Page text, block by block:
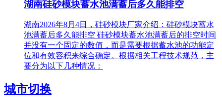
湖南硅砂模块蓄水池满蓄后多久能排空
湖南2026年8月4日，硅砂模块厂家介绍：硅砂模块蓄水
池满蓄后多久能排空 硅砂模块蓄水池满蓄后的排空时间
并没有一个固定的数值，而是需要根据蓄水池的功能定
位和有效容积来综合确定。根据相关工程技术规范，主
要分为以下几种情况：
城市切换